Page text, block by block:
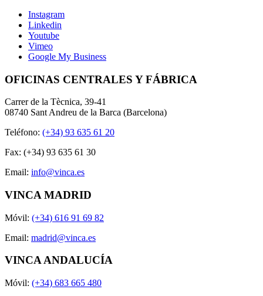
Instagram
Linkedin
Youtube
Vimeo
Google My Business
OFICINAS CENTRALES Y FÁBRICA
Carrer de la Tècnica, 39-41
08740 Sant Andreu de la Barca (Barcelona)
Teléfono: (+34) 93 635 61 20
Fax: (+34) 93 635 61 30
Email: info@vinca.es
VINCA MADRID
Móvil: (+34) 616 91 69 82
Email: madrid@vinca.es
VINCA ANDALUCÍA
Móvil: (+34) 683 665 480